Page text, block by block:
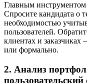
Главным
Спросите кандидата о
необходимостью
пользователей.
клиентах и
или формально.
2. Анализ